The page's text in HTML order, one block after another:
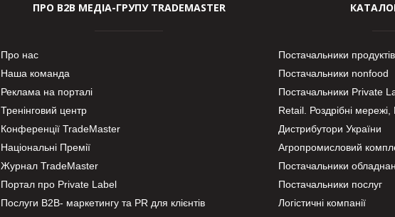
ПРО В2В МЕДІА-ГРУПУ TRADEMASTER
Про нас
Наша команда
Реклама на порталі
Тренінговий центр
Конференції TradeMaster
Національні Премії
Журнал TradeMaster
Портал про Private Label
Послуги В2В- маркетингу та PR для клієнтів
Постачальники
Постачальники nonfood
Постачальники Private
Retail. Роздрібні
Дистрибутори України
Агропромисловий
Постачальники
Постачальники послуг
Логістичні компанії